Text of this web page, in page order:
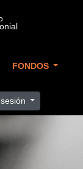
FONDOS